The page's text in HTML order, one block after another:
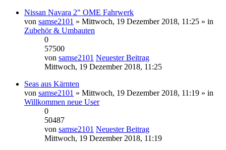
Nissan Navara 2" OME Fahrwerk
von samse2101 » Mittwoch, 19 Dezember 2018, 11:25 » in
Zubehör & Umbauten
0
57500
von samse2101 Neuester Beitrag
Mittwoch, 19 Dezember 2018, 11:25
Seas aus Kärnten
von samse2101 » Mittwoch, 19 Dezember 2018, 11:19 » in
Willkommen neue User
0
50487
von samse2101 Neuester Beitrag
Mittwoch, 19 Dezember 2018, 11:19